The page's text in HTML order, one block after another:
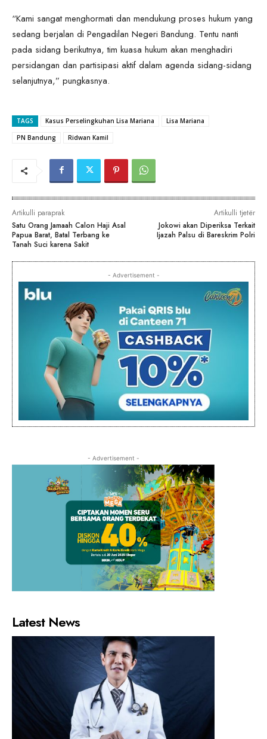
“Kami sangat menghormati dan mendukung proses hukum yang
sedang berjalan di Pengadilan Negeri Bandung. Tentu nanti
pada sidang berikutnya, tim kuasa hukum akan menghadiri
persidangan dan partisipasi aktif dalam agenda sidang-sidang
selanjutnya,” pungkasnya.
TAGS Kasus Perselingkuhan Lisa Mariana
Lisa Mariana
PN Bandung
Ridwan Kamil
Artikulli paraprak
Satu Orang Jamaah Calon Haji Asal
Papua Barat, Batal Terbang ke
Tanah Suci karena Sakit
Artikulli tjetër
Jokowi akan Diperiksa Terkait
Ijazah Palsu di Bareskrim Polri
- Advertisement -
- Advertisement -
Latest News